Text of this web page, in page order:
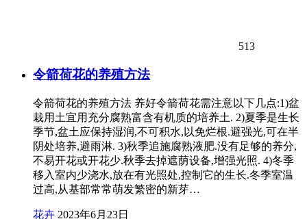
513
令箭荷花的养殖方法
令箭荷花的养殖方法 养好令箭荷花需注意以下几点:1)盆
栽用土宜用充分腐熟富含有机质的培养土. 2)夏季是生长
季节,盆土应保持湿润,不可积水,以免烂根.避强光,可在半
阴处培养,避雨淋. 3)秋季追施腐熟液肥.没有足够的养分,
不易开花或开花少.秋季去掉遮荫设备,增强光照. 4)冬季
移入室内少浇水,放在有光照处,控制它的生长.冬季室温
过高,从基部常常萌发繁密的新芽…
花卉 2023年6月23日